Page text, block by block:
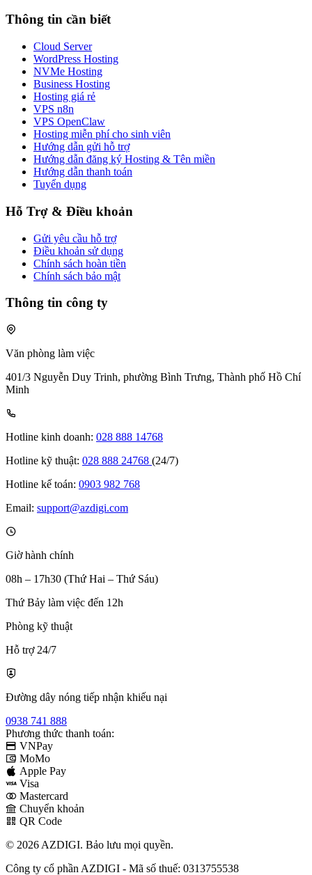
Thông tin cần biết
Cloud Server
WordPress Hosting
NVMe Hosting
Business Hosting
Hosting giá rẻ
VPS n8n
VPS OpenClaw
Hosting miễn phí cho sinh viên
Hướng dẫn gửi hỗ trợ
Hướng dẫn đăng ký Hosting & Tên miền
Hướng dẫn thanh toán
Tuyển dụng
Hỗ Trợ & Điều khoản
Gửi yêu cầu hỗ trợ
Điều khoản sử dụng
Chính sách hoàn tiền
Chính sách bảo mật
Thông tin công ty
Văn phòng làm việc
401/3 Nguyễn Duy Trinh, phường Bình Trưng, Thành phố Hồ Chí
Minh
Hotline kinh doanh: 028 888 14768
Hotline kỹ thuật: 028 888 24768 (24/7)
Hotline kế toán: 0903 982 768
Email: support@azdigi.com
Giờ hành chính
08h – 17h30 (Thứ Hai – Thứ Sáu)
Thứ Bảy làm việc đến 12h
Phòng kỹ thuật
Hỗ trợ 24/7
Đường dây nóng tiếp nhận khiếu nại
0938 741 888
Phương thức thanh toán:
VNPay
MoMo
Apple Pay
Visa
Mastercard
Chuyển khoản
QR Code
© 2026 AZDIGI. Bảo lưu mọi quyền.
Công ty cổ phần AZDIGI - Mã số thuế: 0313755538